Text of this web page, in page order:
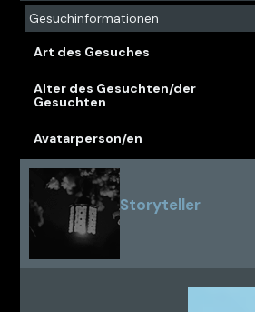
Gesuchinformationen
Art des Gesuches
Alter des Gesuchten/der
Gesuchten
Avatarperson/en
Storyteller